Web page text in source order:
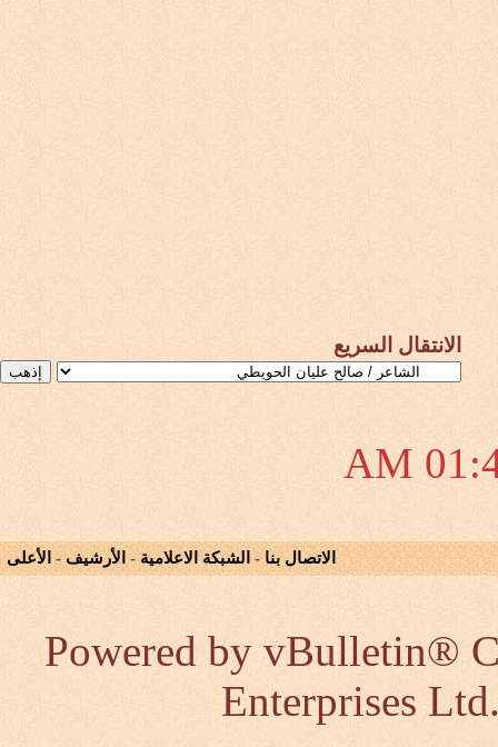
الانتقال السريع
01:48
الاتصال بنا - الشبكة الاعلامية - الأرشيف - الأعلى
Powered by vBulletin®
Enterprises